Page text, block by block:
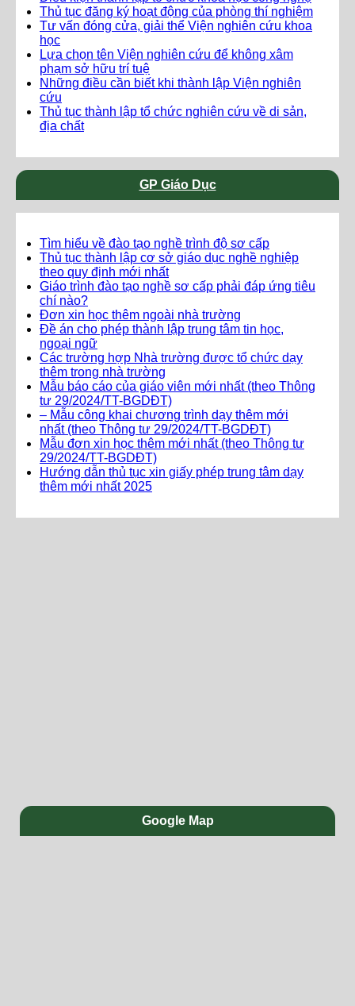
Thủ tục đăng ký hoạt động của phòng thí nghiệm
Tư vấn đóng cửa, giải thể Viện nghiên cứu khoa
học
Lựa chọn tên Viện nghiên cứu để không xâm
phạm sở hữu trí tuệ
Những điều cần biết khi thành lập Viện nghiên
cứu
Thủ tục thành lập tổ chức nghiên cứu về di sản,
địa chất
GP Giáo Dục
Tìm hiểu về đào tạo nghề trình độ sơ cấp
Thủ tục thành lập cơ sở giáo dục nghề nghiệp
theo quy định mới nhất
Giáo trình đào tạo nghề sơ cấp phải đáp ứng tiêu
chí nào?
Đơn xin học thêm ngoài nhà trường
Đề án cho phép thành lập trung tâm tin học,
ngoại ngữ
Các trường hợp Nhà trường được tổ chức dạy
thêm trong nhà trường
Mẫu báo cáo của giáo viên mới nhất (theo Thông
tư 29/2024/TT-BGDĐT)
– Mẫu công khai chương trình dạy thêm mới
nhất (theo Thông tư 29/2024/TT-BGDĐT)
Mẫu đơn xin học thêm mới nhất (theo Thông tư
29/2024/TT-BGDĐT)
Hướng dẫn thủ tục xin giấy phép trung tâm dạy
thêm mới nhất 2025
Google Map